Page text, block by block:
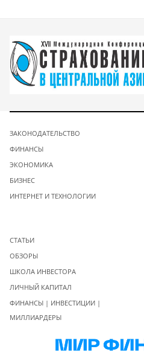
ЗАКОНОДАТЕЛЬСТВО
ФИНАНСЫ
ЭКОНОМИКА
БИЗНЕС
ИНТЕРНЕТ И ТЕХНОЛОГИИ
СТАТЬИ
ОБЗОРЫ
ШКОЛА ИНВЕСТОРА
ЛИЧНЫЙ КАПИТАЛ
ФИНАНСЫ | ИНВЕСТИЦИИ |
МИЛЛИАРДЕРЫ